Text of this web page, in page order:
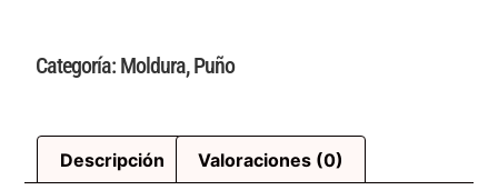
Categoría: Moldura,Puño
Descripción Valoraciones (0)